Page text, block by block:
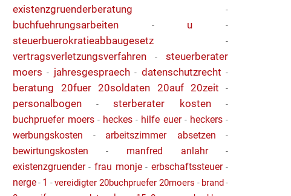
existenzgruenderberatung -
buchfuehrungsarbeiten - u -
steuerbuerokratieabbaugesetz -
vertragsverletzungsverfahren - steuerberater
moers - jahresgespraech- datenschutzrecht -
beratung 20fuer 20soldaten 20auf 20zeit -
personalbogen - sterberater kosten -
buchpruefer moers - heckes - hilfe euer- heckers -
werbungskosten - arbeitszimmer absetzen -
bewirtungskosten - manfred anlahr-
existenzgruender- frau monje - erbschaftssteuer-
nerge- 1 -vereidigter 20buchpruefer 20moers - brand-